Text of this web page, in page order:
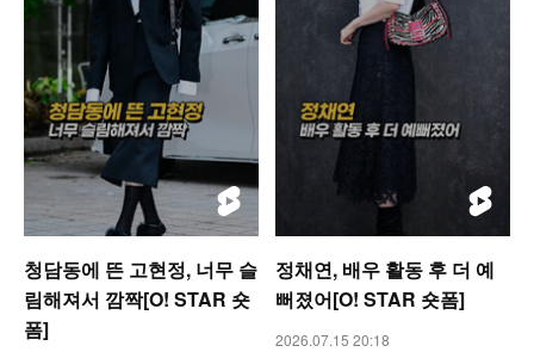
청담동에 뜬 고현정, 너무 슬
림해져서 깜짝[O! STAR 숏
폼]
정채연, 배우 활동 후 더 예
뻐졌어[O! STAR 숏폼]
2026.07.15 20:18